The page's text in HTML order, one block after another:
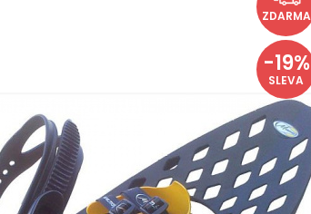
ZDARMA
-19%
SLEVA